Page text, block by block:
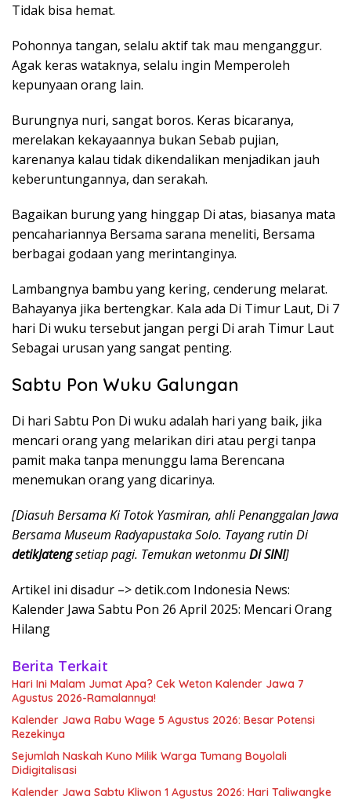
Tidak bisa hemat.
Pohonnya tangan, selalu aktif tak mau menganggur.
Agak keras wataknya, selalu ingin Memperoleh
kepunyaan orang lain.
Burungnya nuri, sangat boros. Keras bicaranya,
merelakan kekayaannya bukan Sebab pujian,
karenanya kalau tidak dikendalikan menjadikan jauh
keberuntungannya, dan serakah.
Bagaikan burung yang hinggap Di atas, biasanya mata
pencahariannya Bersama sarana meneliti, Bersama
berbagai godaan yang merintanginya.
Lambangnya bambu yang kering, cenderung melarat.
Bahayanya jika bertengkar. Kala ada Di Timur Laut, Di 7
hari Di wuku tersebut jangan pergi Di arah Timur Laut
Sebagai urusan yang sangat penting.
Sabtu Pon Wuku Galungan
Di hari Sabtu Pon Di wuku adalah hari yang baik, jika
mencari orang yang melarikan diri atau pergi tanpa
pamit maka tanpa menunggu lama Berencana
menemukan orang yang dicarinya.
[Diasuh Bersama Ki Totok Yasmiran, ahli Penanggalan Jawa
Bersama Museum Radyapustaka Solo. Tayang rutin Di
detikJatengsetiap pagi. Temukan wetonmuDi SINI]
Artikel ini disadur –> detik.com Indonesia News:
Kalender Jawa Sabtu Pon 26 April 2025: Mencari Orang
Hilang
Berita Terkait
Hari Ini Malam Jumat Apa? Cek Weton Kalender Jawa 7
Agustus 2026-Ramalannya!
Kalender Jawa Rabu Wage 5 Agustus 2026: Besar Potensi
Rezekinya
Sejumlah Naskah Kuno Milik Warga Tumang Boyolali
Didigitalisasi
Kalender Jawa Sabtu Kliwon 1 Agustus 2026: Hari Taliwangke